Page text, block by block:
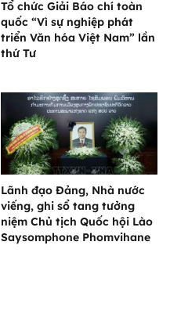
Tổ chức Giải Báo chí toàn
quốc “Vì sự nghiệp phát
triển Văn hóa Việt Nam” lần
thứ Tư
Lãnh đạo Đảng, Nhà nước
viếng, ghi sổ tang tưởng
niệm Chủ tịch Quốc hội Lào
Saysomphone Phomvihane